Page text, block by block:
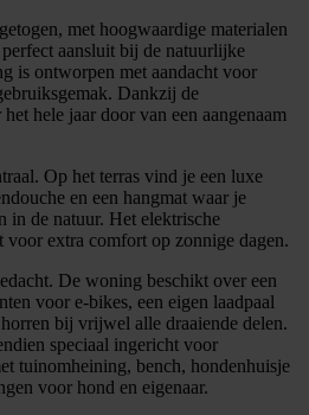
met hoogwaardige materialen
aansluit bij de natuurlijke
is ontworpen met aandacht voor
Dankzij de
hele jaar door van een aangenaam
Op het terras vind je een luxe
en een hangmat waar je
in de natuur. Het elektrische
voor extra comfort op zonnige dagen.
De woning beschikt over een
voor e-bikes, een eigen laadpaal
bij vrijwel alle draaiende delen.
speciaal ingericht voor
tuinomheining, bench, hondenhuisje
voor hond en eigenaar.